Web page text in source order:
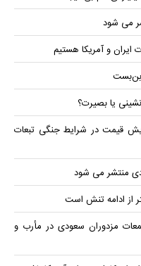
می شود
ایران و آمریکا هستیم
بن‌بست
یا بصیرت؟
قیمت در شرایط جنگی تبعات
منتشر می شود
از ادامه تنش است
مزدوران سعودی در مأرب و